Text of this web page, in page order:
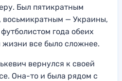
Был пятикратным
восьмикратным — Украины,
года обеих
жизни все было сложнее.
вернулся к своей
Она-то и была рядом с